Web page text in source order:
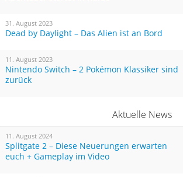
31. August 2023
Dead by Daylight – Das Alien ist an Bord
11. August 2023
Nintendo Switch – 2 Pokémon Klassiker sind
zurück
Aktuelle News
11. August 2024
Splitgate 2 – Diese Neuerungen erwarten
euch + Gameplay im Video